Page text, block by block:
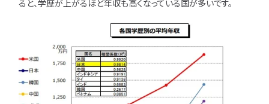
ると、学歴が上がるほど年収も高くなっている国が多いです。